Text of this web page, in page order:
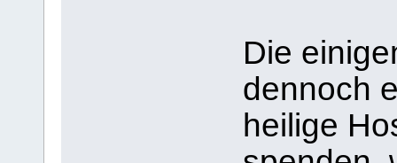
Die
dennoch
heilige